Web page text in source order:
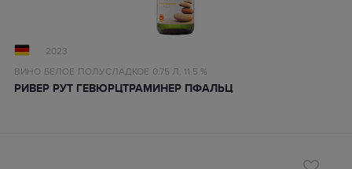
2023
ВИНО БЕЛОЕ ПОЛУСЛАДКОЕ 0.75 Л, 11.5 %
РИВЕР РУТ ГЕВЮРЦТРАМИНЕР ПФАЛЬЦ